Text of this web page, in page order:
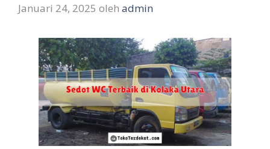
Januari 24, 2025 oleh admin